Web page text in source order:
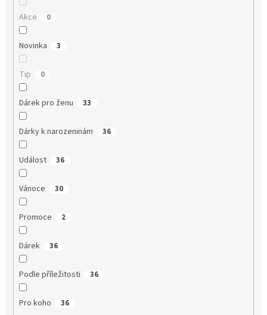
Akce 0
Novinka 3
Tip 0
Dárek pro ženu 33
Dárky k narozeninám 36
Událost 36
Vánoce 30
Promoce 2
Dárek 36
Podle příležitosti 36
Pro koho 36